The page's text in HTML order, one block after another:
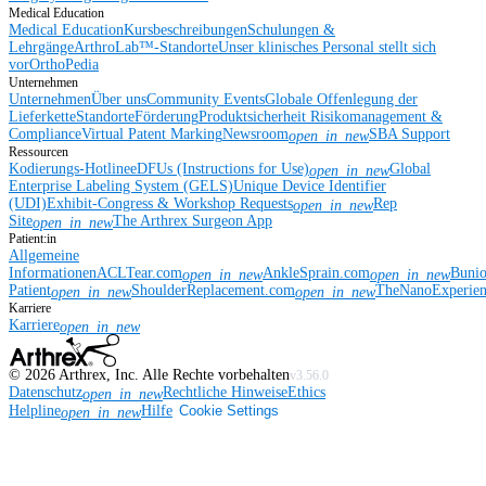
Medical Education
Medical EducationKursbeschreibungenSchulungen &
LehrgängeArthroLab™-StandorteUnser klinisches Personal stellt sich
vorOrthoPedia
Unternehmen
UnternehmenÜber unsCommunity EventsGlobale Offenlegung der
LieferketteStandorteFörderungProduktsicherheit Risikomanagement &
ComplianceVirtual Patent MarkingNewsroomopen_in_newSBA Support
Ressourcen
Kodierungs-HotlineeDFUs (Instructions for Use)open_in_newGlobal
Enterprise Labeling System (GELS)Unique Device Identifier
(UDI)Exhibit-Congress & Workshop Requestsopen_in_newRep
Siteopen_in_newThe Arthrex Surgeon App
Patient:in
Allgemeine
InformationenACLTear.comopen_in_newAnkleSprain.comopen_in_new
Patientopen_in_newShoulderReplacement.comopen_in_new
Karriere
Karriereopen_in_new
© 2026 Arthrex, Inc. Alle Rechte vorbehaltenv3.56.0
Datenschutzopen_in_newRechtliche HinweiseEthics
Helplineopen_in_newHilfe Cookie Settings